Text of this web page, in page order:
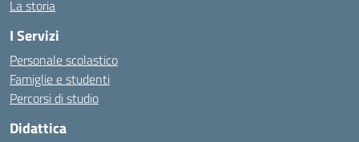
La storia
I Servizi
Personale scolastico
Famiglie e studenti
Percorsi di studio
Didattica